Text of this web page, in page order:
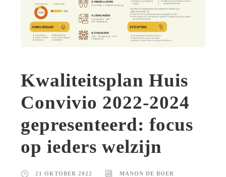
Kwaliteitsplan Huis
Convivio 2022-2024
gepresenteerd: focus
op ieders welzijn
21 OKTOBER 2022 MANON DE BOER